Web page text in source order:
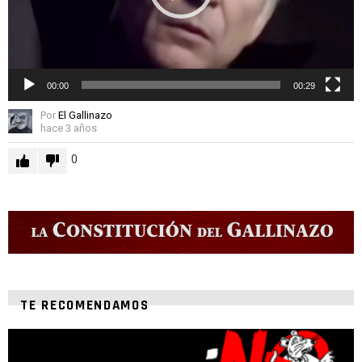
00:00 00:29
Por El Gallinazo
hace 3 años
0
TE RECOMENDAMOS